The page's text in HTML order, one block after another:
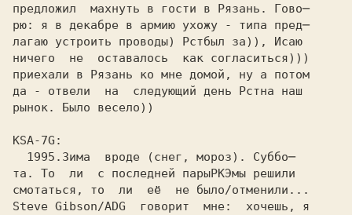
предложил  махнуть в гости в Рязань. Гово─
рю: я в декабре в армию ухожу - типа пред─
лагаю устроить проводы) Рст
ничего  не  оставалось  как согласиться)))
приехали в Рязань ко мне домой, ну а потом
да - отвели  на  следующий день Рст
рынок. Было весело))
  1995.
Зима  вроде (снег, мороз). Суббо─
та. То  ли  с последней парыРКЭмы решили
смотаться, то  ли  её  не было/отменили...
Steve Gibson/ADG  говорит  мне:  хочешь, я